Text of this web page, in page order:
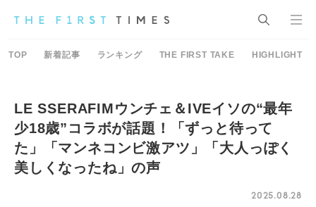
TOP 新着記事 ランキング THE FIRST TAKE HIGHLIGHT
LE SSERAFIMウンチェ＆IVEイソの“最年
少18歳”コラボが話題！「ずっと待って
た」「マンネコンビ激アツ」「大人っぽく
美しくなったね」の声
2025.08.28